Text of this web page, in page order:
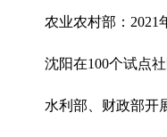
农业农村部：2021
沈阳在100个试点
水利部、财政部开